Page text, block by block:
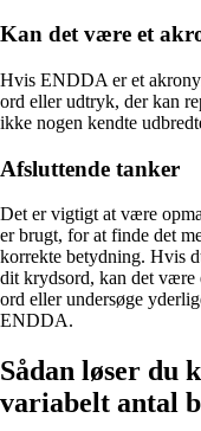
Kan det være et
Hvis ENDDA er et
ord eller udtryk, der kan
ikke nogen kendte
Afsluttende tanker
Det er vigtigt at være
er brugt, for at finde det
korrekte betydning. Hvis
dit krydsord, kan det være
ord eller undersøge
ENDDA.
Sådan løser du
variabelt antal